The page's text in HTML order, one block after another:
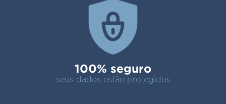
100% seguro
seus dados estão protegidos